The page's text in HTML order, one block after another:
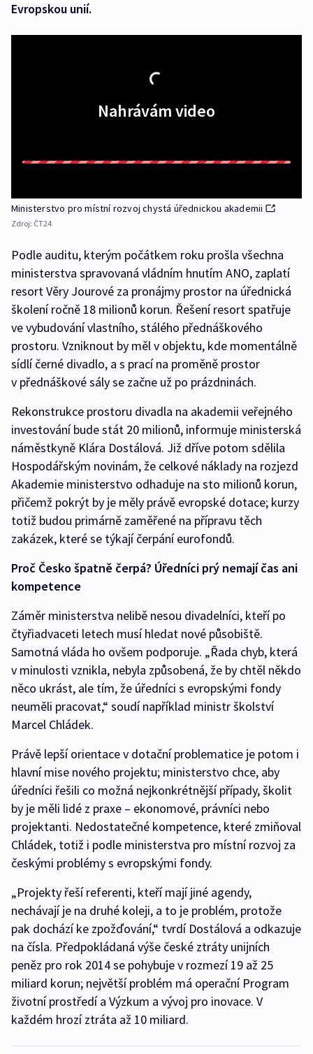
Evropskou unií.
Nahrávám video
Ministerstvo pro místní rozvoj chystá úřednickou akademii
Zdroj: ČT24
Podle auditu, kterým počátkem roku prošla všechna
ministerstva spravovaná vládním hnutím ANO, zaplatí
resort Věry Jourové za pronájmy prostor na úřednická
školení ročně 18 milionů korun. Řešení resort spatřuje
ve vybudování vlastního, stálého přednáškového
prostoru. Vzniknout by měl v objektu, kde momentálně
sídlí černé divadlo, a s prací na proměně prostor
v přednáškové sály se začne už po prázdninách.
Rekonstrukce prostoru divadla na akademii veřejného
investování bude stát 20 milionů, informuje ministerská
náměstkyně Klára Dostálová. Již dříve potom sdělila
Hospodářským novinám, že celkové náklady na rozjezd
Akademie ministerstvo odhaduje na sto milionů korun,
přičemž pokrýt by je měly právě evropské dotace; kurzy
totiž budou primárně zaměřené na přípravu těch
zakázek, které se týkají čerpání eurofondů.
Proč Česko špatně čerpá? Úředníci prý nemají čas ani
kompetence
Záměr ministerstva nelibě nesou divadelníci, kteří po
čtyřiadvaceti letech musí hledat nové působiště.
Samotná vláda ho ovšem podporuje. „Řada chyb, která
v minulosti vznikla, nebyla způsobená, že by chtěl někdo
něco ukrást, ale tím, že úředníci s evropskými fondy
neuměli pracovat,“ soudí například ministr školství
Marcel Chládek.
Právě lepší orientace v dotační problematice je potom i
hlavní mise nového projektu; ministerstvo chce, aby
úředníci řešili co možná nejkonkrétnější případy, školit
by je měli lidé z praxe – ekonomové, právníci nebo
projektanti. Nedostatečné kompetence, které zmiňoval
Chládek, totiž i podle ministerstva pro místní rozvoj za
českými problémy s evropskými fondy.
„Projekty řeší referenti, kteří mají jiné agendy,
nechávají je na druhé koleji, a to je problém, protože
pak dochází ke zpožďování,“ tvrdí Dostálová a odkazuje
na čísla. Předpokládaná výše české ztráty unijních
peněz pro rok 2014 se pohybuje v rozmezí 19 až 25
miliard korun; největší problém má operační Program
životní prostředí a Výzkum a vývoj pro inovace. V
každém hrozí ztráta až 10 miliard.